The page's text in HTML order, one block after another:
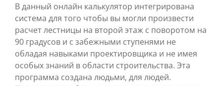
В данный онлайн калькулятор интегрирована
система для того чтобы вы могли произвести
расчет лестницы на второй этаж с поворотом на
90 градусов и с забежными ступенями не
обладая навыками проектировщика и не имея
особых знаний в области строительства. Эта
программа создана людьми, для людей.